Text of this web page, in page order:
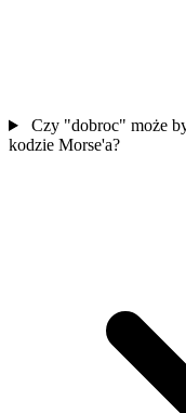
Czy "dobroc" może
kodzie Morse'a?